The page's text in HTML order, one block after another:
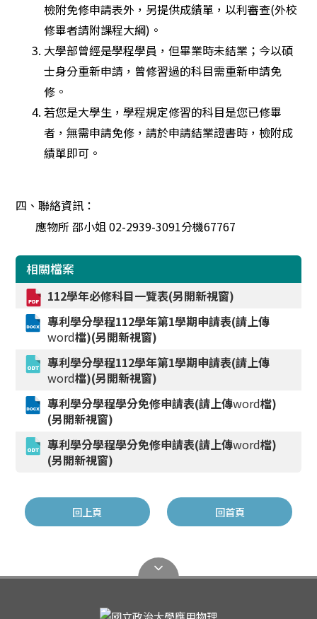
檢附免修申請表外，另提供成績單，以利審查(外校
修畢者請附課程大綱)。
大學部曾經是學程學員，但畢業時未結業；今以碩
士身分重新申請，曾修習過的科目需重新申請免
修。
若您是大學生，學程規定修習的科目是您已修畢
者，無需申請免修，請於申請結業證書時，檢附成
績單即可。
四、聯絡資訊：
應物所 邵小姐 02-2939-3091分機67767
相關檔案
112學年必修科目一覽表(另開新視窗)
專利學分學程112學年第1學期申請表(請上傳
word檔)(另開新視窗)
專利學分學程112學年第1學期申請表(請上傳
word檔)(另開新視窗)
專利學分學程學分免修申請表(請上傳word檔)
(另開新視窗)
專利學分學程學分免修申請表(請上傳word檔)
(另開新視窗)
回上頁 回首頁